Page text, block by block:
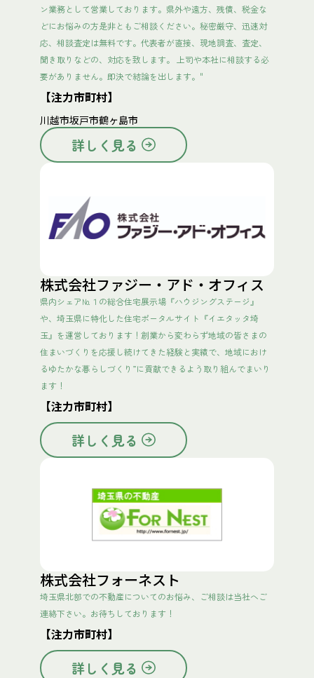
ン業務として営業しております。県外や遠方、残債、税金な
どにお悩みの方是非ともご相談ください。秘密厳守、迅速対
応、相談査定は無料です。代表者が直接、現地調査、査定、
聞き取りなどの、対応を致します。 上司や本社に相談する必
要がありません。即決で結論を出します。"
【注力市町村】
川越市坂戸市鶴ヶ島市
詳しく見る
株式会社ファジー・アド・オフィス
県内シェア№１の総合住宅展示場『ハウジングステージ』
や、埼玉県に特化した住宅ポータルサイト『イエタッタ埼
玉』を運営しております！創業から変わらず地域の皆さまの
住まいづくりを応援し続けてきた経験と実績で、地域におけ
るゆたかな暮らしづくり”に貢献できるよう取り組んでまいり
ます！
【注力市町村】
詳しく見る
株式会社フォーネスト
埼玉県北部での不動産についてのお悩み、ご相談は当社へご
連絡下さい。お待ちしております！
【注力市町村】
詳しく見る